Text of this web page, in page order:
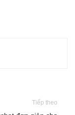
Tiếp theo